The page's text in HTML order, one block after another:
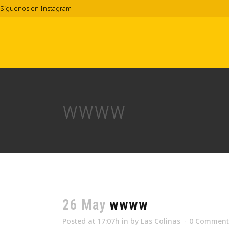
Síguenos en Instagram
wwww
26 May wwww
Posted at 17:07h in by Las Colinas 0